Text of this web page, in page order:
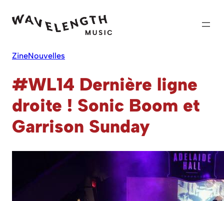
ZineNouvelles
#WL14 Dernière ligne
droite ! Sonic Boom et
Garrison Sunday